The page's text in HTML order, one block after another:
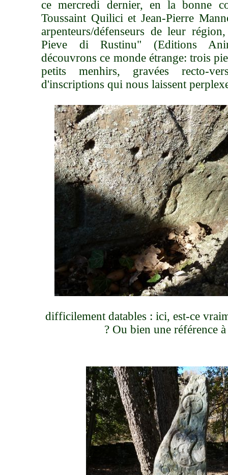
ce mercredi dernier, en la bonne
Toussaint Quilici et Jean-Pierre
arpenteurs/défenseurs de leur
Pieve di Rustinu" (Editions
découvrons ce monde étrange: trois
petits menhirs, gravées recto-
d'inscriptions qui nous laissent
difficilement datables : ici, est-ce
? Ou bien une référence